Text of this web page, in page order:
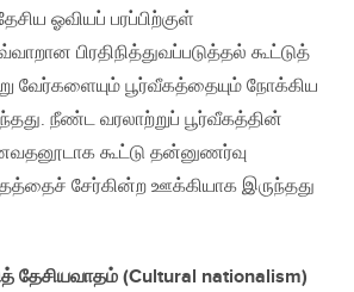
ஓவியப் பரப்பிற்குள்
பிரதிநித்துவப்படுத்தல் கூட்டுத்
வேர்களையும் பூர்வீகத்தையும் நோக்கிய
நீண்ட வரலாற்றுப் பூர்வீகத்தின்
கூட்டு தன்னுணர்வு
சேர்கின்ற ஊக்கியாக இருந்தது
தேசியவாதம் (Cultural nationalism)